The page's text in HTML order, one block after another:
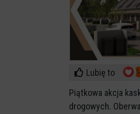
Lubię to
Piątkowa akcja
drogowych.